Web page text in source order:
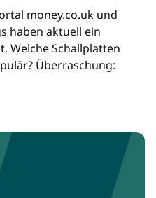
money.co.uk und
haben aktuell ein
Welche Schallplatten
Überraschung: